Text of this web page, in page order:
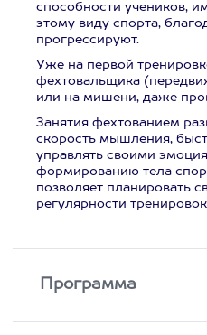
способности учеников,
этому виду спорта,
прогрессируют.
Уже на первой
фехтовальщика
или на мишени, даже
Занятия фехтованием
скорость мышления,
управлять своими
формированию тела
позволяет планировать
регулярности
Программа